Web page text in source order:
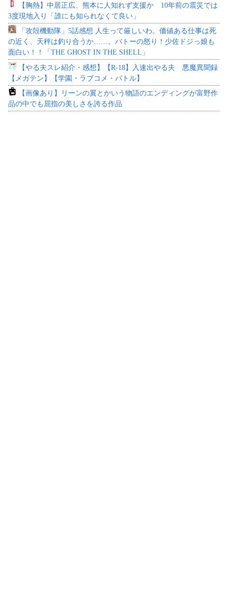
【胸熱】中居正広、熊本に人知れず支援か 10年前の震災では
3度現地入り「誰にも知られなくて良い」
「攻殻機動隊」5話感想 人生って厳しいわ。価値ある仕事は死
の近く、天秤は釣り合うか……。バトーの怒り！少佐ドジっ娘も
面白い！！「THE GHOST IN THE SHELL」
【やる夫スレ紹介・感想】【R-18】入速出やる夫 悪魔異聞録
【メガテン】【学園・ラブコメ・バトル】
【画像あり】リーンの翼とかいう物語のエンディングが富野作
品の中でも屈指の美しさを誇る作品